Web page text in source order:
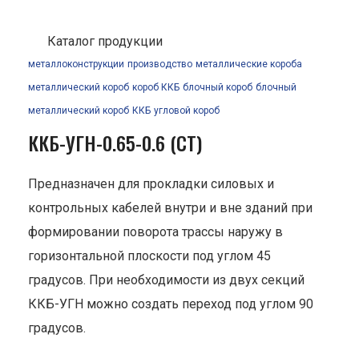
Каталог продукции
металлоконструкции производство металлические короба
металлический короб короб ККБ блочный короб блочный
металлический короб ККБ угловой короб
ККБ-УГН-0.65-0.6 (СТ)
Предназначен для прокладки силовых и
контрольных кабелей внутри и вне зданий при
формировании поворота трассы наружу в
горизонтальной плоскости под углом 45
градусов. При необходимости из двух секций
ККБ-УГН можно создать переход под углом 90
градусов.